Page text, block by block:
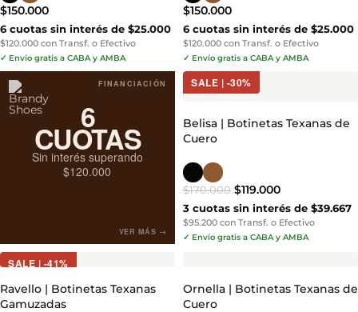
$150.000
6 cuotas sin interés de $25.000
$120.000 con Transf. o Efectivo
✓ Envío gratis a CABA y AMBA
$150.000
6 cuotas sin interés de $25.000
$120.000 con Transf. o Efectivo
✓ Envío gratis a CABA y AMBA
FINANCIACIÓN
6
CUOTAS
Sin interés superando
$120.000
VER MÁS →
SALE | -30%
Belisa | Botinetas Texanas de
Cuero
$170.000 $119.000
3 cuotas sin interés de $39.667
$95.200 con Transf. o Efectivo
✓ Envío gratis a CABA y AMBA
SALE | -41%
Ravello | Botinetas Texanas
Gamuzadas
Ornella | Botinetas Texanas de
Cuero